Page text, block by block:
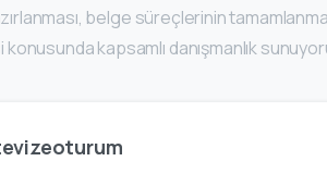
belge süreçlerinin
kapsamlı danışmanlık